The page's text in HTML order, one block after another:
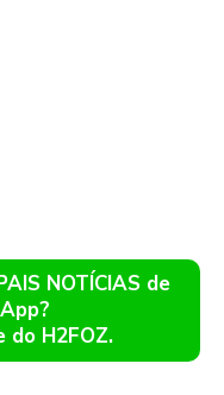
NOTÍCIAS de
do H2FOZ.